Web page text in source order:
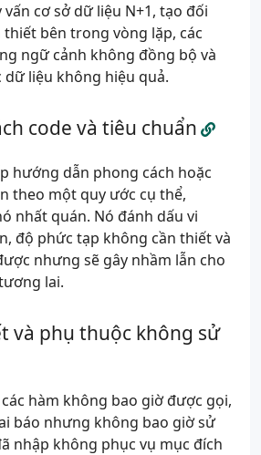
cơ sở dữ liệu N+1, tạo đối
bên trong vòng lặp, các
ngữ cảnh không đồng bộ và
liệu không hiệu quả.
code và tiêu chuẩn
hướng dẫn phong cách hoặc
theo một quy ước cụ thể,
nhất quán. Nó đánh dấu vi
độ phức tạp không cần thiết và
nhưng sẽ gây nhầm lẫn cho
lai.
và phụ thuộc không sử
hàm không bao giờ được gọi,
báo nhưng không bao giờ sử
nhập không phục vụ mục đích